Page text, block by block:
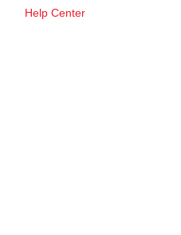
Help Center